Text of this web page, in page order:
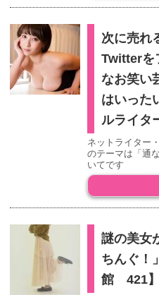
次に売れ
Twitterを
なお笑い
はいった
ルライタ
ネットライター
のテーマは「通
いてです
謎の美女
ちんぐ！
館 421】